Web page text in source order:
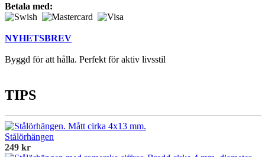
Betala med:
NYHETSBREV
Byggd för att hålla. Perfekt för aktiv livsstil
TIPS
Stålörhängen
249 kr